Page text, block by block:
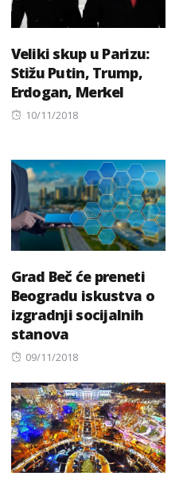
Veliki skup u Parizu:
Stižu Putin, Trump,
Erdogan, Merkel
Posted
10/11/2018
Grad Beč će preneti
Beogradu iskustva o
izgradnji socijalnih
stanova
Posted
09/11/2018